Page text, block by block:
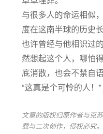
与很多人的命运相似
度在这南半球的历史
也许曾经与他相识过
然想起这个人，哪怕
底消散，也会不禁自语
“这真是个可怜的人！”
文章的版权归原作者与克
载与二次创作，侵权必究。